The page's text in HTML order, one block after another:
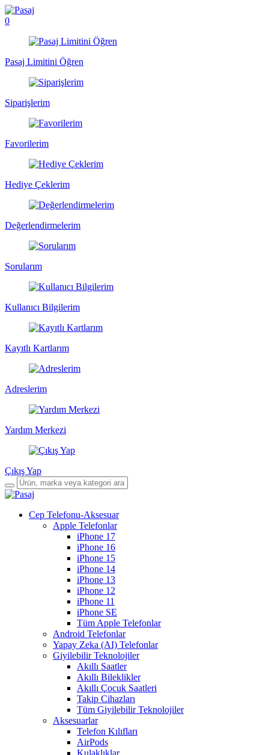
0
Pasaj Limitini Öğren
Siparişlerim
Favorilerim
Hediye Çeklerim
Değerlendirmelerim
Sorularım
Kullanıcı Bilgilerim
Kayıtlı Kartlarım
Adreslerim
Yardım Merkezi
Çıkış Yap
Cep Telefonu-Aksesuar
Apple Telefonlar
iPhone 17
iPhone 16
iPhone 15
iPhone 14
iPhone 13
iPhone 12
iPhone 11
iPhone SE
Tüm Apple Telefonlar
Android Telefonlar
Yapay Zeka (AI) Telefonlar
Giyilebilir Teknolojiler
Akıllı Saatler
Akıllı Bileklikler
Akıllı Çocuk Saatleri
Takip Cihazları
Tüm Giyilebilir Teknolojiler
Aksesuarlar
Telefon Kılıfları
AirPods
Kulaklıklar